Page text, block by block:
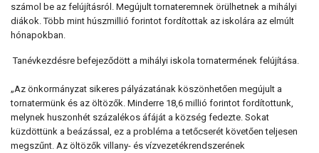
számol be az felújításról. Megújult tornateremnek örülhetnek a mihályi
diákok. Több mint húszmillió forintot fordítottak az iskolára az elmúlt
hónapokban.
Tanévkezdésre befejeződött a mihályi iskola tornatermének felújítása.
„Az önkormányzat sikeres pályázatának köszönhetően megújult a
tornatermünk és az öltözők. Minderre 18,6 millió forintot fordítottunk,
melynek huszonhét százalékos áfáját a község fedezte. Sokat
küzdöttünk a beázással, ez a probléma a tetőcserét követően teljesen
megszűnt. Az öltözők villany- és vízvezetékrendszerének